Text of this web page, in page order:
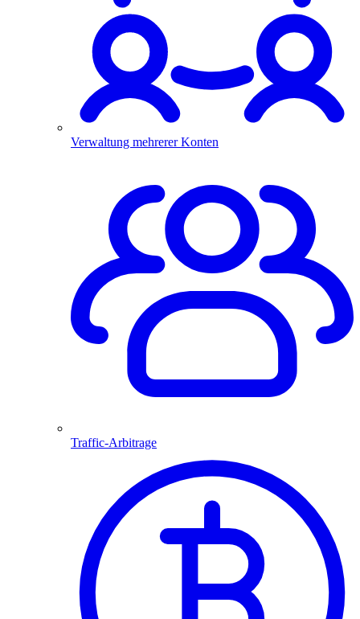
Verwaltung mehrerer Konten
Traffic-Arbitrage